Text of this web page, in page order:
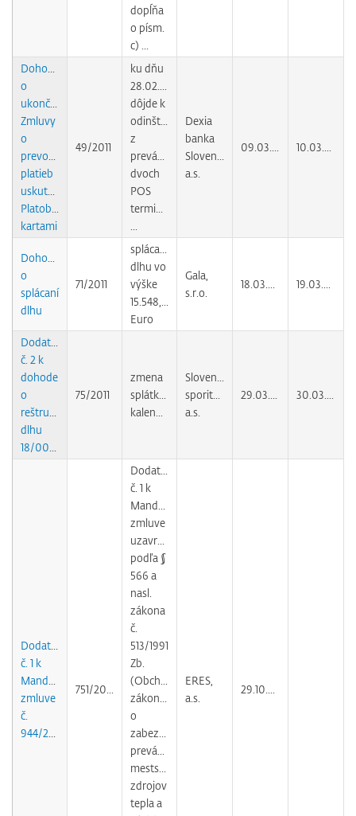
dopĺňa
o písm.
c) ...
Dohoda
o
ukončení
Zmluvy
o
prevode
platieb
uskutočnených
Platobnými
kartami
49/2011
ku dňu
28.02.2011
dôjde k
odinštalovaniu
z
prevádzky
dvoch
POS
terminálov
Dexia
banka
Slovensko
a.s.
Dohoda
o
splácaní
dlhu
71/2011
splácanie
dlhu vo
výške
15.548,92
Euro
Gala,
s.r.o.
Dodatok
č. 2 k
dohode
o
reštrukturalizácii
dlhu
75/2011
zmena
splátkového
Slovenská
sporiteľňa,
a.s.
Dodatok
č. 1 k
Mandátnej
zmluve
č.
Dodatok
č. 1 k
Mandátnej
zmluve
uzavretej
podľa §
566 a
nasl.
zákona
č.
513/1991
Zb.
(Obchodného
zákonníka)
o
zabezpečovaní
prevádzky
mestských
zdrojov
tepla a
ERES,
a.s.